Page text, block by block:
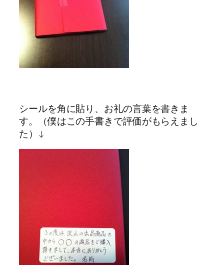
シールを角に貼り、お礼の言葉を書きま
す。（僕はこの手書きで評価がもらえまし
た）↓